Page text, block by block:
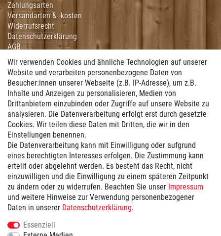
Wir verwenden Cookies und ähnliche Technologien auf unserer
Website und verarbeiten personenbezogene Daten von
Besucher:innen unserer Webseite (z.B. IP-Adresse), um z.B.
Inhalte und Anzeigen zu personalisieren, Medien von
Drittanbietern einzubinden oder Zugriffe auf unsere Website zu
analysieren. Die Datenverarbeitung erfolgt erst durch gesetzte
Cookies. Wir teilen diese Daten mit Dritten, die wir in den
Einstellungen benennen.
Die Datenverarbeitung kann mit Einwilligung oder aufgrund
eines berechtigten Interesses erfolgen. Die Zustimmung kann
erteilt oder abgelehnt werden. Es besteht das Recht, nicht
einzuwilligen und die Einwilligung zu einem späteren Zeitpunkt
zu ändern oder zu widerrufen. Beachten Sie unser Impressum
und weitere Hinweise zur Verwendung personenbezogener
Daten in unserer Daten­schutz­erklärung.
Essenziell
Zahlungsarten
Versandarten & -kosten
Widerrufsrecht
Datenschutzerklärung
AGB
Impressum
Hilfe
Vertrag widerrufen
Zahlung
Wir bieten Ihnen folgende Zahlungsmöglichkeiten:
Versand
Wir versenden mit ...
Versandkostenfrei ab 100€